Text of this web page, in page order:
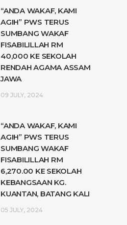
“ANDA WAKAF, KAMI
AGIH” PWS TERUS
SUMBANG WAKAF
FISABILILLAH RM
40,000 KE SEKOLAH
RENDAH AGAMA ASSAM
JAWA
09 JULY, 2024
“ANDA WAKAF, KAMI
AGIH” PWS TERUS
SUMBANG WAKAF
FISABILILLAH RM
6,270.00 KE SEKOLAH
KEBANGSAAN KG.
KUANTAN, BATANG KALI
05 JULY, 2024